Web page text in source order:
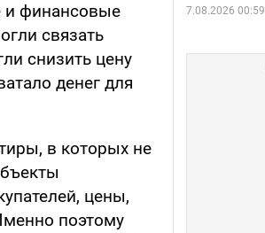
и финансовые
связать
снизить цену
денег для
в которых не
цены,
поэтому
7.08.2026 00:59